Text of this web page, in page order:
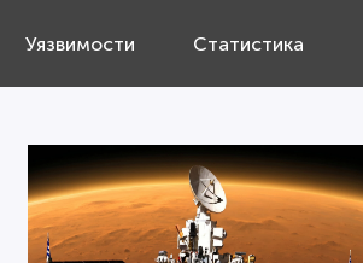
Уязвимости Статистика